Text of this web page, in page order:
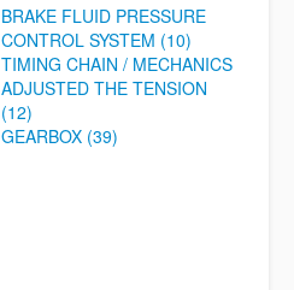
BRAKE FLUID PRESSURE
CONTROL SYSTEM (10)
TIMING CHAIN / MECHANICS
ADJUSTED THE TENSION
(12)
GEARBOX (39)